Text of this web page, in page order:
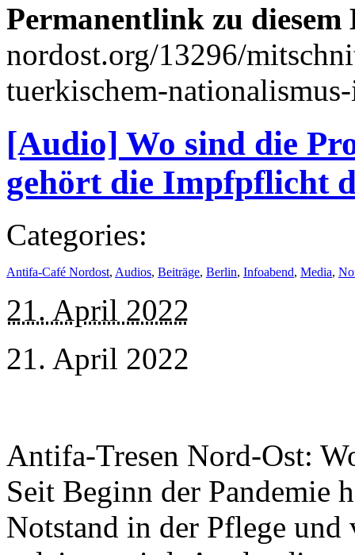
Permanentlink zu
nordost.org/13296/
tuerkischem-
[Audio] Wo sind die
gehört die Impfpflicht
Categories:
Antifa-Café Nordost, Audios, Beiträge, Berlin, Infoabend, Media,
21. April 2022
21. April 2022
Antifa-Tresen Nord-Ost:
Seit Beginn der Pandemie
Notstand in der Pflege